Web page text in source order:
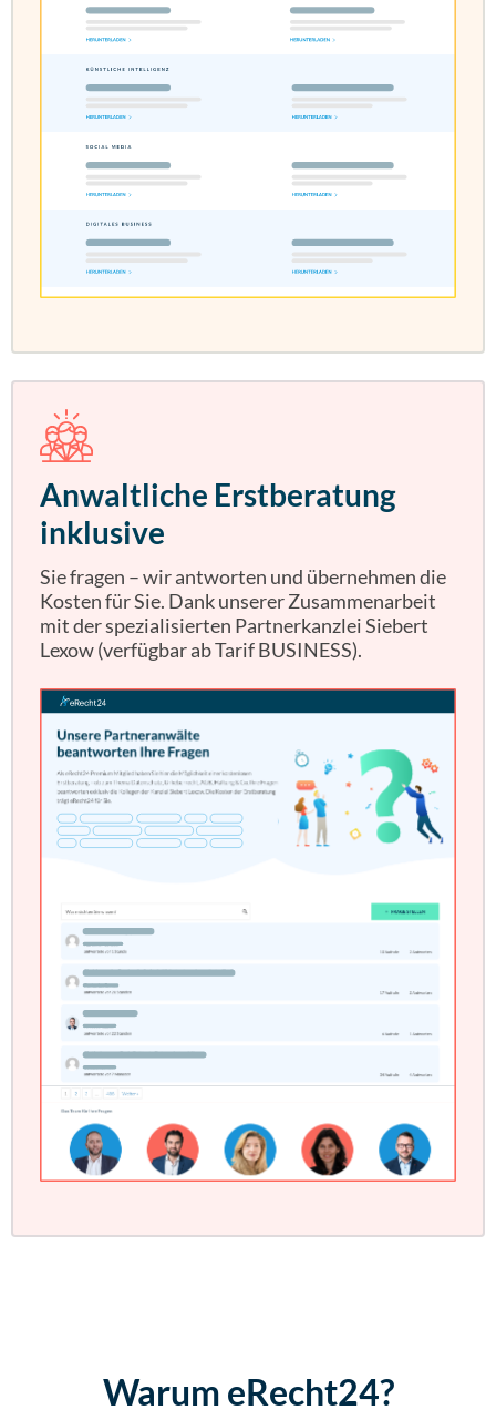
Anwaltliche Erstberatung
inklusive
Sie fragen – wir antworten und übernehmen die
Kosten für Sie. Dank unserer Zusammenarbeit
mit der spezialisierten Partnerkanzlei Siebert
Lexow (verfügbar ab Tarif BUSINESS).
Warum eRecht24?